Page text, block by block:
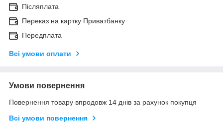
Післяплата
Переказ на картку Приватбанку
Передплата
Всі умови оплати
Умови повернення
Повернення товару впродовж 14 днів за рахунок покупця
Всі умови повернення